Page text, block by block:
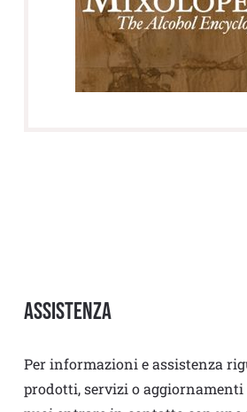
Assistenza
Per informazioni e assistenza
prodotti, servizi o